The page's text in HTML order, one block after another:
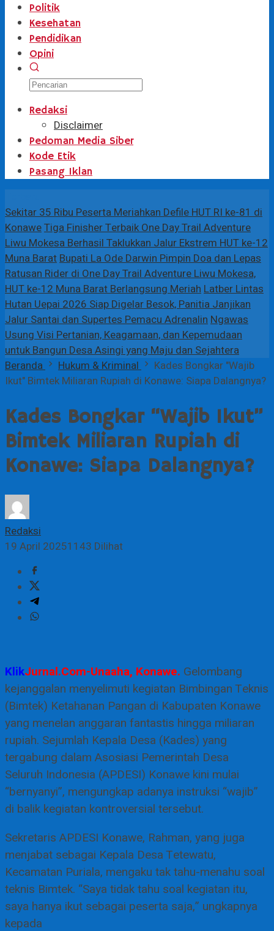
Politik
Kesehatan
Pendidikan
Opini
Redaksi
Disclaimer
Pedoman Media Siber
Kode Etik
Pasang Iklan
Sekitar 35 Ribu Peserta Meriahkan Defile HUT RI ke-81 di
KonaweTiga Finisher Terbaik One Day Trail Adventure
Liwu Mokesa Berhasil Taklukkan Jalur Ekstrem HUT ke-12
Muna BaratBupati La Ode Darwin Pimpin Doa dan Lepas
Ratusan Rider di One Day Trail Adventure Liwu Mokesa,
HUT ke-12 Muna Barat Berlangsung MeriahLatber Lintas
Hutan Uepai 2026 Siap Digelar Besok, Panitia Janjikan
Jalur Santai dan Supertes Pemacu AdrenalinNgawas
Usung Visi Pertanian, Keagamaan, dan Kepemudaan
untuk Bangun Desa Asingi yang Maju dan Sejahtera
Beranda
Hukum & Kriminal
Kades Bongkar "Wajib
Ikut" Bimtek Miliaran Rupiah di Konawe: Siapa Dalangnya?
Kades Bongkar “Wajib Ikut”
Bimtek Miliaran Rupiah di
Konawe: Siapa Dalangnya?
Redaksi
19 April 20251143 Dilihat
KlikJurnal.Com-Unaaha, Konawe. Gelombang
kejanggalan menyelimuti kegiatan Bimbingan Teknis
(Bimtek) Ketahanan Pangan di Kabupaten Konawe
yang menelan anggaran fantastis hingga miliaran
rupiah. Sejumlah Kepala Desa (Kades) yang
tergabung dalam Asosiasi Pemerintah Desa
Seluruh Indonesia (APDESI) Konawe kini mulai
“bernyanyi”, mengungkap adanya instruksi “wajib”
di balik kegiatan kontroversial tersebut.
Sekretaris APDESI Konawe, Rahman, yang juga
menjabat sebagai Kepala Desa Tetewatu,
Kecamatan Puriala, mengaku tak tahu-menahu soal
teknis Bimtek. “Saya tidak tahu soal kegiatan itu,
saya hanya ikut sebagai peserta saja,” ungkapnya
kepada